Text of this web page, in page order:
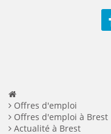
Offres d'emploi
Offres d'emploi à Brest
Actualité à Brest